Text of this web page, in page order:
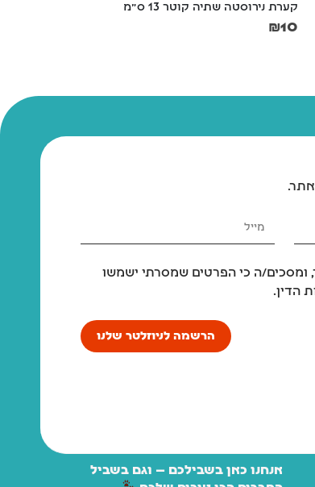
קערת נירוסטה שתיה קוטר 13 ס"מ
₪10
ומסכים/ה כי הפרטים שמסרתי ישמשו
הדין.
הרשמה לניוזלטר שלנו
אנחנו כאן בשבילכם — וגם בשביל